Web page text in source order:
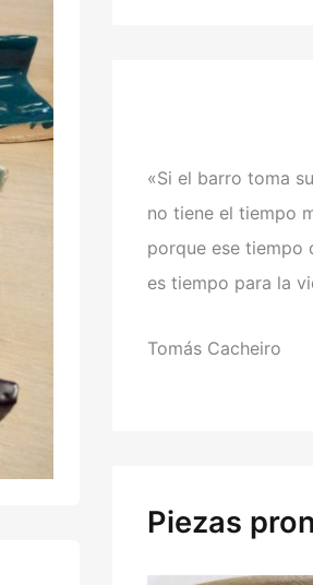
«Si el barro toma
no tiene el tiempo
porque ese tiempo
es tiempo para la
Tomás Cacheiro
Piezas